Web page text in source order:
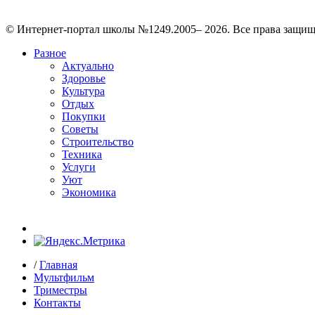
© Интернет-портал школы №1249.2005– 2026. Все права
Разное
Актуально
Здоровье
Культура
Отдых
Покупки
Советы
Строительство
Техника
Услуги
Уют
Экономика
/Главная
Мультфильм
Триместры
Контакты